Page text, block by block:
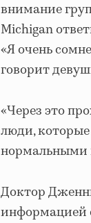
внимание
Michigan
«Я очень
говорит
«Через это
люди, которые
нормальными
Доктор
информацией